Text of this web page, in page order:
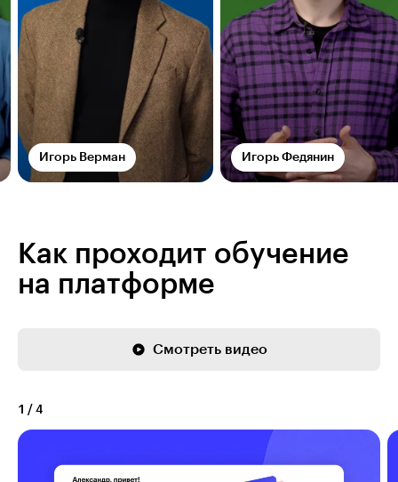
Игорь Верман Игорь Федянин
Как проходит обучение
на платформе
Смотреть видео
1 / 4